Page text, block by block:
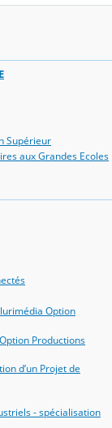
Supérieur
aux Grandes Ecoles
Option
Productions
d’un Projet de
- spécialisation